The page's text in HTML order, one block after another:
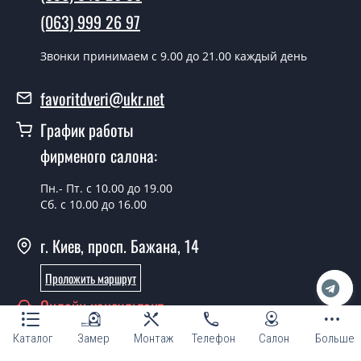
Каталог Замер Монтаж Телефон Салон Больше
Да производим. Монтаж межкомнатных дверей ТМ
Фаворит производится согласно очереди, во все дни
кроме воскресенья.
Techno-90-2-slider?
Стоимость установки дверей Techno-90-2-slider - от
1800 грн.
Можно на сегодня вызвать
замерщика?
У вас есть в наличии готовые
межкомнатные двери фаворит?
Да, мы имеем большой ассортимент готовых
межкомнатных дверей ТМ Фаворит.
(063) 999 26 97
Звонки принимаем c 9.00 до 21.00 каждый день
favoritdveri@ukr.net
График работы
фирменого салона:
Пн.- Пт. с 10.00 до 19.00
Сб. с 10.00 до 16.00
г. Киев, просп. Бажана, 14
Проложить маршрут
Онлайн консультант